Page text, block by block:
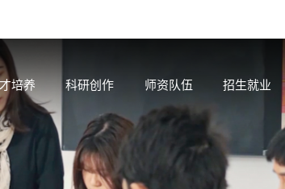
培养 科研创作 师资队伍 招生就业